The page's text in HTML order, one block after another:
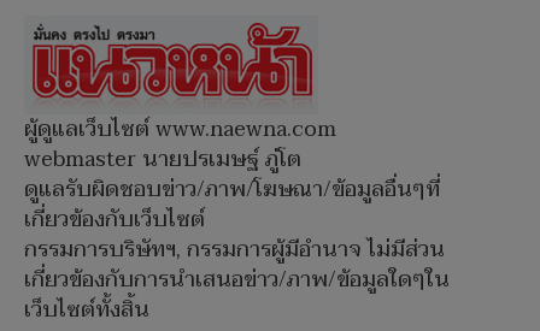
ผู้ดูแลเว็บไซต์ www.naewna.com
webmaster นายปรเมษฐ์ ภู่โต
ดูแลรับผิดชอบข่าว/ภาพ/โฆษณา/ข้อมูลอื่นๆที่
เกี่ยวข้องกับเว็บไซต์
กรรมการบริษัทฯ, กรรมการผู้มีอำนาจ ไม่มีส่วน
เกี่ยวข้องกับการนำเสนอข่าว/ภาพ/ข้อมูลใดๆใน
เว็บไซต์ทั้งสิ้น